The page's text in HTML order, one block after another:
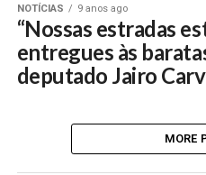
NOTÍCIAS 9 anos ago
“Nossas estradas
entregues às
deputado Jairo
MORE